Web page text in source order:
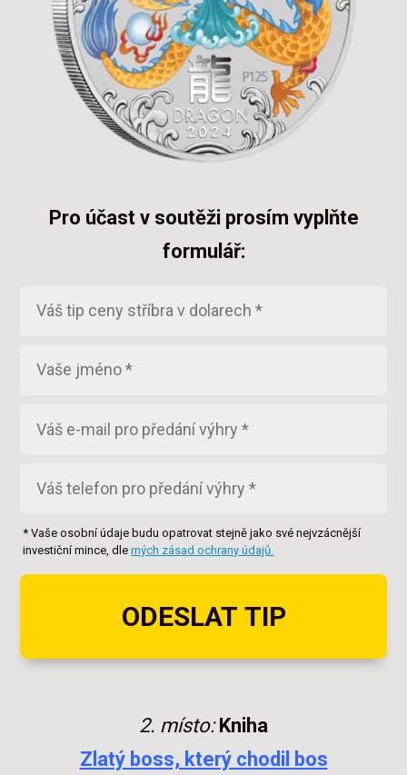
Pro účast v soutěži prosím vyplňte
formulář:
* Vaše osobní údaje budu opatrovat stejně jako své nejvzácnější
investiční mince, dlemých zásad ochrany údajů.
ODESLAT TIP
2. místo: Kniha
Zlatý boss, který chodil bos